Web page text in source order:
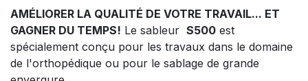
AMÉLIORER LA QUALITÉ DE VOTRE TRAVAIL... ET
GAGNER DU TEMPS! Le sableur S500 est
spécialement conçu pour les travaux dans le domaine
de l'orthopédique ou pour le sablage de grande